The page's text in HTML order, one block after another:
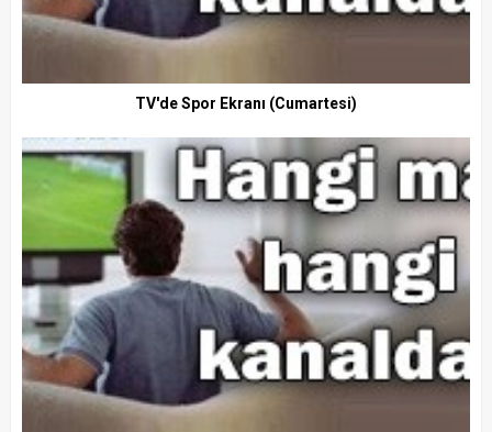
TV'de Spor Ekranı (Cumartesi)